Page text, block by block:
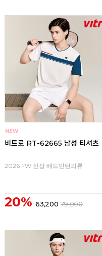
비트로 RT-62665 남성 티셔츠
2026 FW 신상 배드민턴의류
20% 63,200 79,000